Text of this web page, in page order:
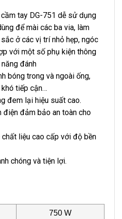
tay DG-751 dễ sử dụng
để mài các ba via, làm
ở các vị trí nhỏ hẹp, ngóc
với một số phụ kiện thông
đánh
bóng trong và ngoài ống,
tiếp cận…
đem lại hiệu suất cao.
điện đảm bảo an toàn cho
liệu cao cấp với độ bền
chóng và tiện lợi.
750 W